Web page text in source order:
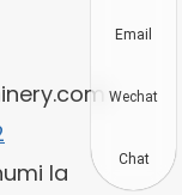
la
Email
Wechat
Chat